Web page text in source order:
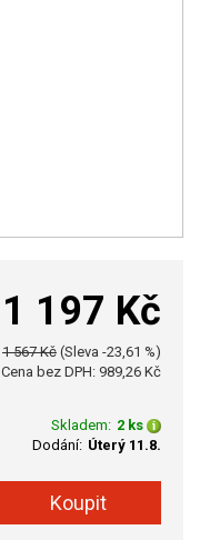
1 197 Kč
1 567 Kč (Sleva -23,61 %)
Cena bez DPH: 989,26 Kč
Skladem: 2 ks
Dodání: Úterý 11.8.